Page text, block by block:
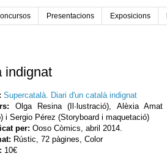
Presentacions Exposicions
indignat
Supercatalà. Diari d'un català indignat
Olga Resina (Il·lustració), Alèxia Amat
i Sergio Pérez (Storyboard i maquetació)
per: Ooso Còmics, abril 2014.
Rústic, 72 pàgines, Color
10€